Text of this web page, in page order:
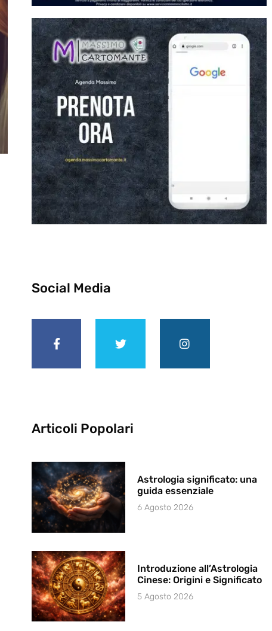
Social Media
Articoli Popolari
Astrologia significato: una
guida essenziale
6 Agosto 2026
Introduzione all’Astrologia
Cinese: Origini e Significato
5 Agosto 2026